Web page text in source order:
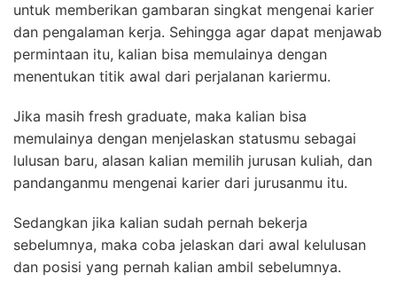
untuk memberikan gambaran singkat mengenai karier
dan pengalaman kerja. Sehingga agar dapat menjawab
permintaan itu, kalian bisa memulainya dengan
menentukan titik awal dari perjalanan kariermu.
Jika masih fresh graduate, maka kalian bisa
memulainya dengan menjelaskan statusmu sebagai
lulusan baru, alasan kalian memilih jurusan kuliah, dan
pandanganmu mengenai karier dari jurusanmu itu.
Sedangkan jika kalian sudah pernah bekerja
sebelumnya, maka coba jelaskan dari awal kelulusan
dan posisi yang pernah kalian ambil sebelumnya.